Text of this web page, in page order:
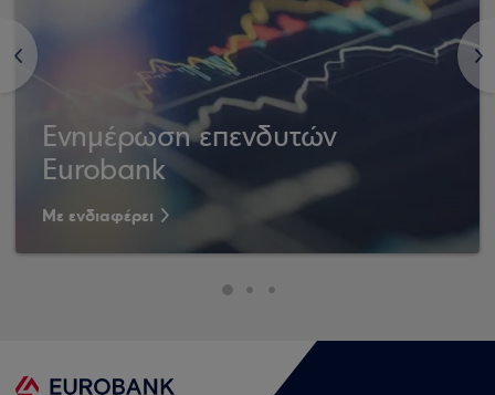
<
Ενημέρωση επενδυτών
Eurobank
Με ενδιαφέρει
>